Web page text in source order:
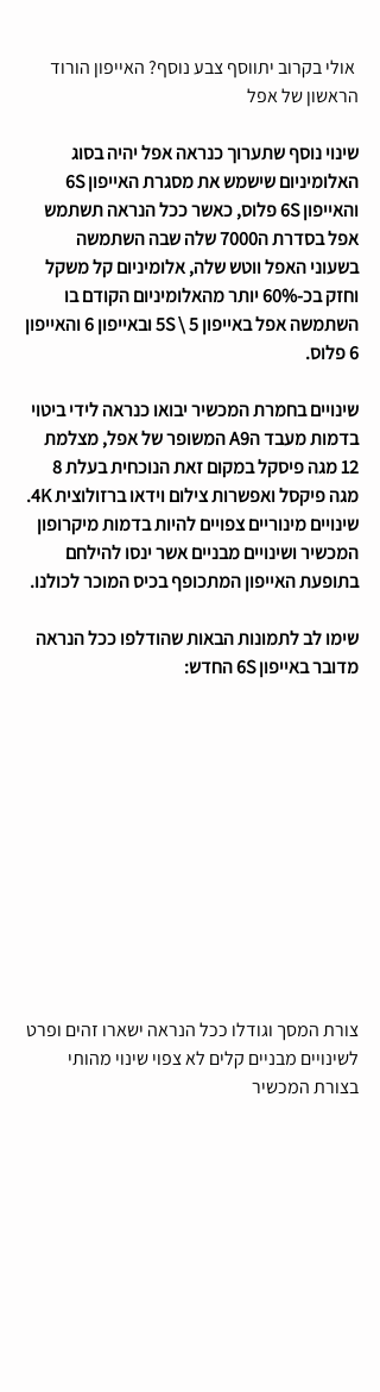
אולי בקרוב יתווסף צבע נוסף? האייפון הורוד
הראשון של אפל
שינוי נוסף שתערוך כנראה אפל יהיה בסוג
והאייפון 6S פלוס, כאשר ככל הנראה תשתמש
אפל בסדרת ה7000 שלה שבה השתמשה
בשעוני האפל ווטש שלה, אלומיניום קל משקל
וחזק בכ-60% יותר מהאלומיניום הקודם בו
השתמשה אפל באייפון 5 \ 5S ובאייפון 6 והאייפון
6 פלוס.
שינויים בחמרת המכשיר יבואו כנראה לידי ביטוי
בדמות מעבד הA9 המשופר של אפל, מצלמת
מגה פיקסל ואפשרות צילום וידאו ברזולוצית 4K.
שינויים מינוריים צפויים להיות בדמות מיקרופון
המכשיר ושינויים מבניים אשר ינסו להילחם
בתופעת האייפון המתכופף בכיס המוכר לכולנו.
שימו לב לתמונות הבאות שהודלפו ככל הנראה
מדובר באייפון 6S החדש:
צורת המסך וגודלו ככל הנראה ישארו זהים ופרט
לשינויים מבניים קלים לא צפוי שינוי מהותי
בצורת המכשיר